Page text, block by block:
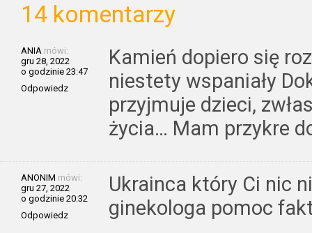
14 komentarzy
ANIA mówi:
gru 28, 2022
o godzinie 23:47
Odpowiedz
Kamień dopiero się
niestety wspaniały
przyjmuje dzieci,
życia… Mam przykre
ANONIM mówi:
gru 27, 2022
o godzinie 20:32
Odpowiedz
Ukrainca który Ci nic
ginekologa pomoc